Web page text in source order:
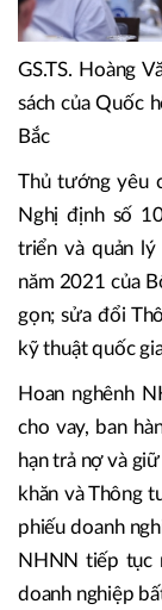
GS.TS. Hoàng
sách của Quốc
Thủ tướng yêu
triển và quản
năm 2021 của
gọn; sửa đổi
kỹ thuật quốc
Hoan nghênh
cho vay, ban